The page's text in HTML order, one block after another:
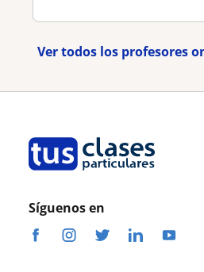
Ver todos los profesores
Síguenos en